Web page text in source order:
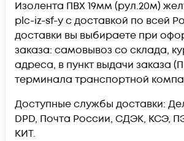
Изолента ПВХ 19мм (рул.20м)
plc-iz-sf-y c доставкой по всей
доставки вы выбираете при
заказа: самовывоз со склада,
адреса, в пункт выдачи заказа
терминала транспортной
Доступные службы доставки:
DPD, Почта России, СДЭК, КСЭ,
КИТ.